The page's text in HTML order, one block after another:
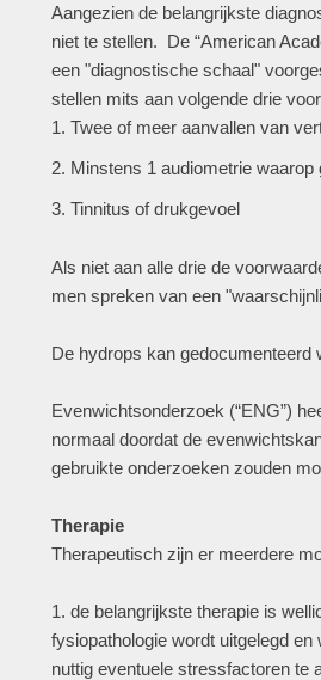
Aangezien de belangrijkste
niet te stellen. De “American
een "diagnostische schaal"
stellen mits aan volgende drie
Twee of meer aanvallen van
Minstens 1 audiometrie waarop
Tinnitus of drukgevoel
Als niet aan alle drie de
men spreken van een
De hydrops kan gedocumenteerd
Evenwichtsonderzoek (“ENG”)
normaal doordat de
gebruikte onderzoeken zouden
Therapie
Therapeutisch zijn er meerdere
de belangrijkste therapie is
fysiopathologie wordt uitgelegd
nuttig eventuele stressfactoren te